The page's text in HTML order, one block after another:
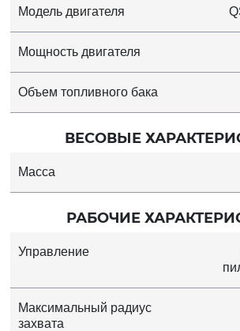
Модель двигателя
Мощность двигателя
Объем топливного бака
ВЕСОВЫЕ
Масса
РАБОЧИЕ
Управление
Максимальный радиус
захвата